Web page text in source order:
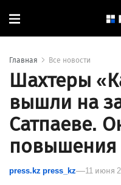
Главная Все новости
Шахтеры
вышли на
Сатпаеве.
повышения
press.kz press_kz 11 июня